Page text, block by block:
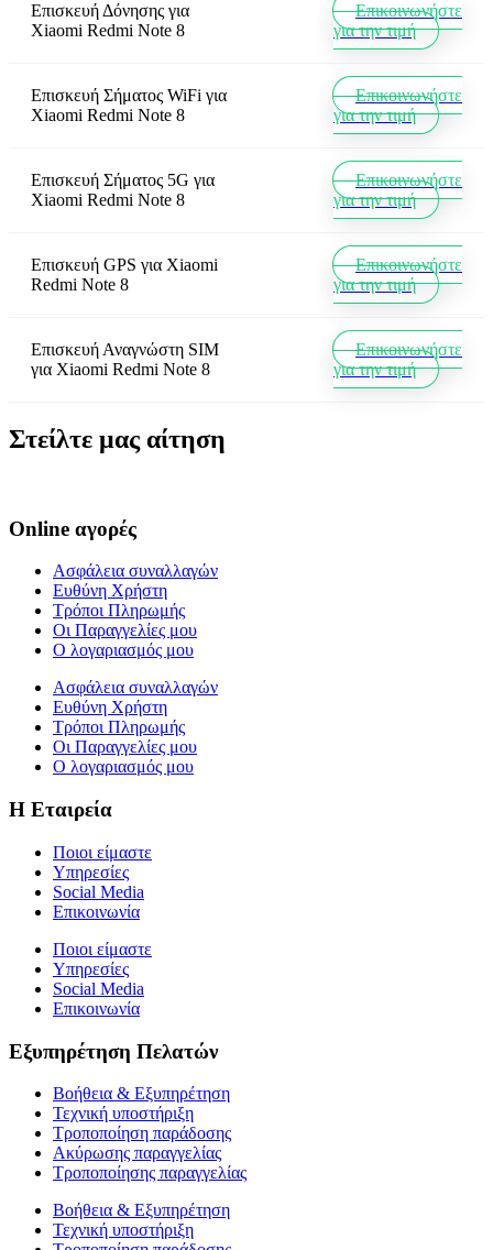
Επισκευή Δόνησης για
Xiaomi Redmi Note 8
Επικοινωνήστε
για την τιμή
Επισκευή Σήματος WiFi για
Xiaomi Redmi Note 8
Επικοινωνήστε
για την τιμή
Επισκευή Σήματος 5G για
Xiaomi Redmi Note 8
Επικοινωνήστε
για την τιμή
Επισκευή GPS για Xiaomi
Redmi Note 8
Επικοινωνήστε
για την τιμή
Επισκευή Αναγνώστη SIM
για Xiaomi Redmi Note 8
Επικοινωνήστε
για την τιμή
Στείλτε μας αίτηση
Online αγορές
Ασφάλεια συναλλαγών
Ευθύνη Χρήστη
Τρόποι Πληρωμής
Οι Παραγγελίες μου
Ο λογαριασμός μου
Ασφάλεια συναλλαγών
Ευθύνη Χρήστη
Τρόποι Πληρωμής
Οι Παραγγελίες μου
Ο λογαριασμός μου
Η Εταιρεία
Ποιοι είμαστε
Υπηρεσίες
Social Media
Επικοινωνία
Ποιοι είμαστε
Υπηρεσίες
Social Media
Επικοινωνία
Εξυπηρέτηση Πελατών
Βοήθεια & Εξυπηρέτηση
Τεχνική υποστήριξη
Τροποποίηση παράδοσης
Ακύρωσης παραγγελίας
Τροποποίησης παραγγελίας
Βοήθεια & Εξυπηρέτηση
Τεχνική υποστήριξη